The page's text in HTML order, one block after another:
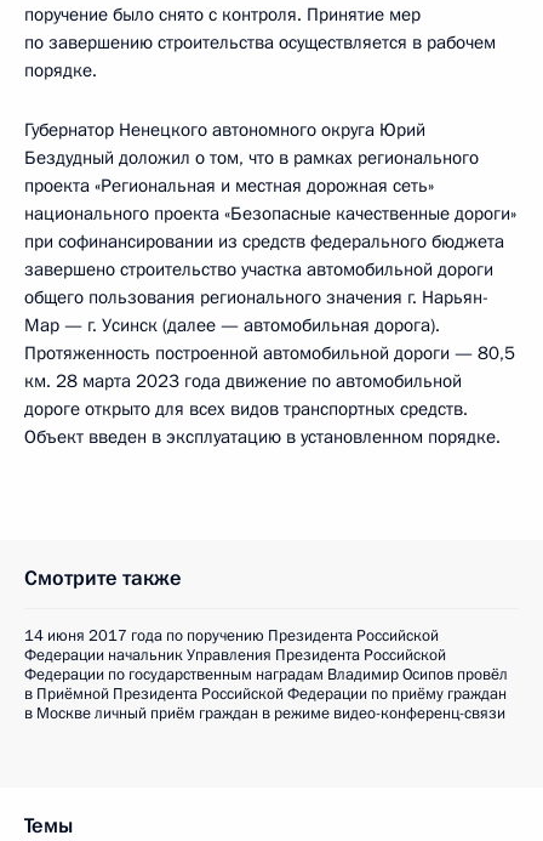
поручение было снято с контроля. Принятие мер
по завершению строительства осуществляется в рабочем
порядке.
Губернатор Ненецкого автономного округа Юрий
Бездудный доложил о том, что в рамках регионального
проекта «Региональная и местная дорожная сеть»
национального проекта «Безопасные качественные дороги»
при софинансировании из средств федерального бюджета
завершено строительство участка автомобильной дороги
общего пользования регионального значения г. Нарьян-
Мар — г. Усинск (далее — автомобильная дорога).
Протяженность построенной автомобильной дороги — 80,5
км. 28 марта 2023 года движение по автомобильной
дороге открыто для всех видов транспортных средств.
Объект введен в эксплуатацию в установленном порядке.
Смотрите также
14 июня 2017 года по поручению Президента Российской
Федерации начальник Управления Президента Российской
Федерации по государственным наградам Владимир Осипов провёл
в Приёмной Президента Российской Федерации по приёму граждан
в Москве личный приём граждан в режиме видео-конференц-связи
Темы